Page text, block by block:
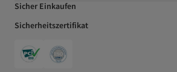
Sicher Einkaufen
Sicherheitszertifikat